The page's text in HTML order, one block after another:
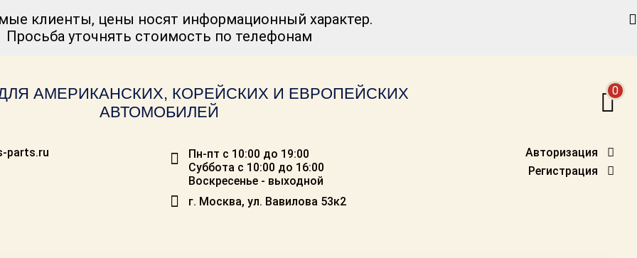
клиенты, цены носят информационный характер.
Просьба уточнять стоимость по телефонам
АМЕРИКАНСКИХ, КОРЕЙСКИХ И ЕВРОПЕЙСКИХ
АВТОМОБИЛЕЙ
0
parts.ru
Пн-пт с 10:00 до 19:00
Суббота с 10:00 до 16:00
Воскресенье - выходной
г. Москва, ул. Вавилова 53к2
Авторизация
Регистрация